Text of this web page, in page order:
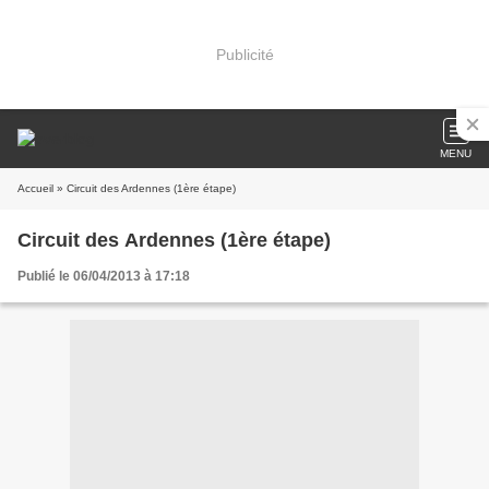
Publicité
MENU
Accueil » Circuit des Ardennes (1ère étape)
Circuit des Ardennes (1ère étape)
Publié le 06/04/2013 à 17:18